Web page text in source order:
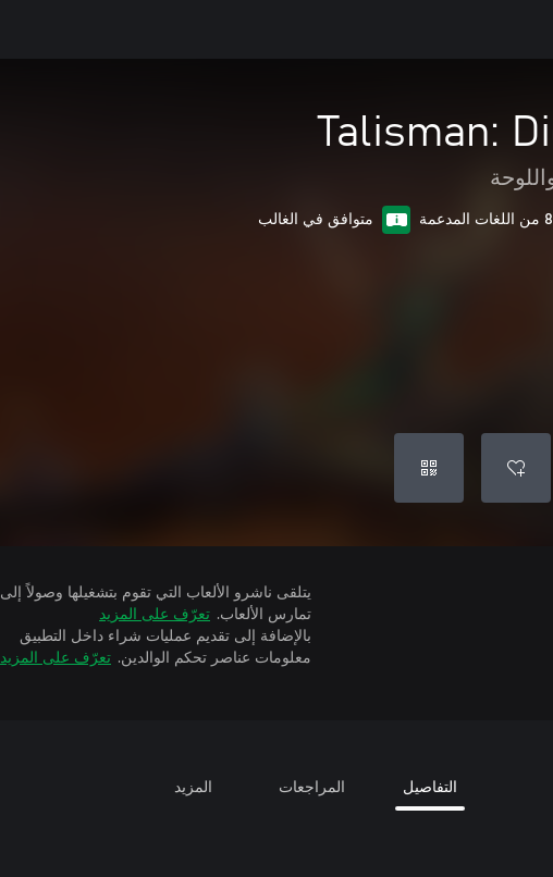
Talisman:
8 من اللغات المدعمة متوافق في الغالب
تمارس الألعاب. تعرّف على المزيد
بالإضافة إلى تقديم عمليات شراء داخل التطبيق
معلومات عناصر تحكم الوالدين. تعرّف على المزيد
التفاصيل المراجعات المزيد